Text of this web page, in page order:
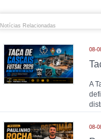
Notícias Relacionadas
08-
A
08-